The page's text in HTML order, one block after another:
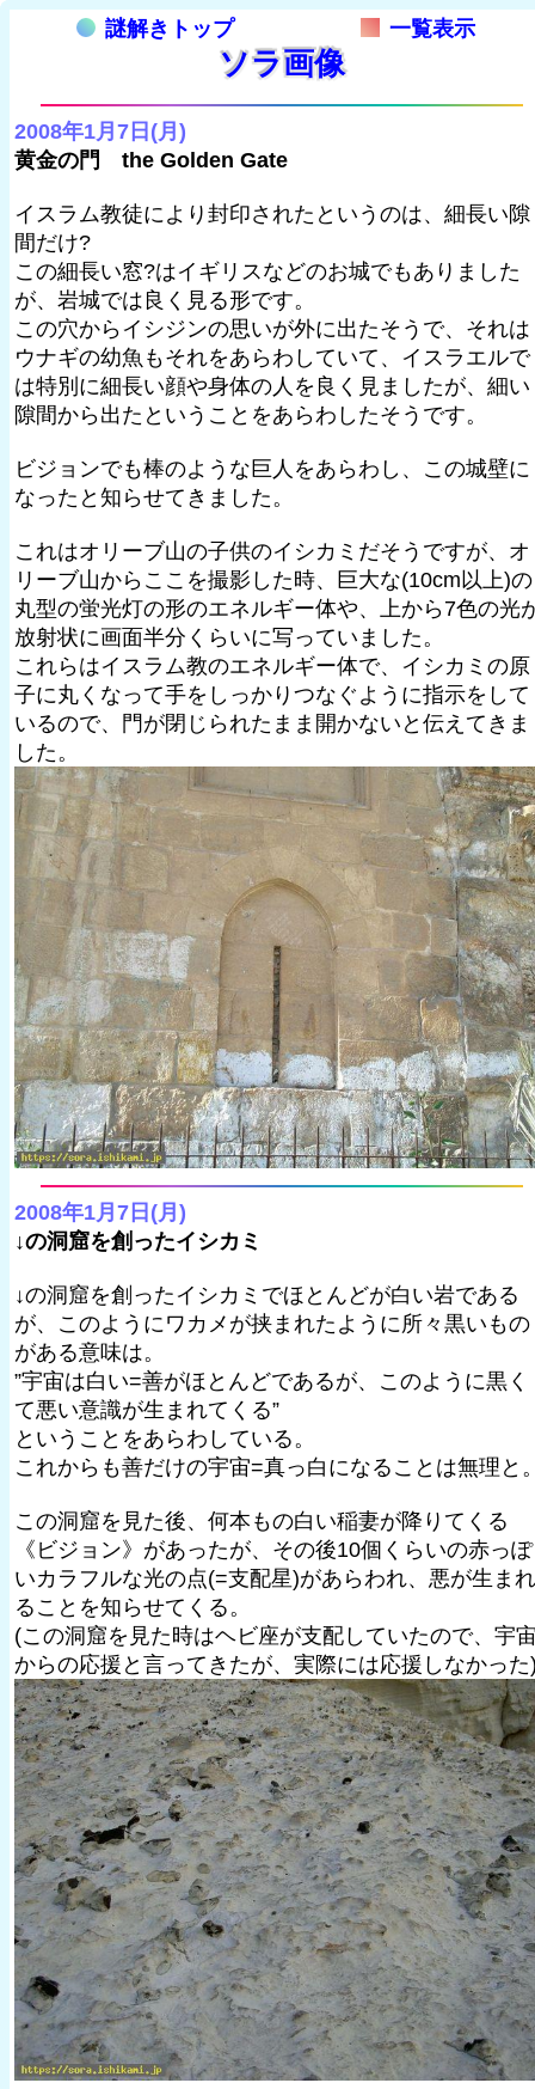
謎解きトップ 一覧表示
ソラ画像
2008年1月7日(月)
黄金の門 the Golden Gate
イスラム教徒により封印されたというのは、細長い隙
間だけ?
この細長い窓?はイギリスなどのお城でもありました
が、岩城では良く見る形です。
この穴からイシジンの思いが外に出たそうで、それは
ウナギの幼魚もそれをあらわしていて、イスラエルで
は特別に細長い顔や身体の人を良く見ましたが、細い
隙間から出たということをあらわしたそうです。
ビジョンでも棒のような巨人をあらわし、この城壁に
なったと知らせてきました。
これはオリーブ山の子供のイシカミだそうですが、オ
リーブ山からここを撮影した時、巨大な(10cm以上)の
丸型の蛍光灯の形のエネルギー体や、上から7色の光
放射状に画面半分くらいに写っていました。
これらはイスラム教のエネルギー体で、イシカミの原
子に丸くなって手をしっかりつなぐように指示をして
いるので、門が閉じられたまま開かないと伝えてきま
した。
2008年1月7日(月)
↓の洞窟を創ったイシカミ
↓の洞窟を創ったイシカミでほとんどが白い岩である
が、このようにワカメが挟まれたように所々黒いもの
がある意味は。
”宇宙は白い=善がほとんどであるが、このように黒く
て悪い意識が生まれてくる”
ということをあらわしている。
これからも善だけの宇宙=真っ白になることは無理と
この洞窟を見た後、何本もの白い稲妻が降りてくる
《ビジョン》があったが、その後10個くらいの赤っぽ
いカラフルな光の点(=支配星)があらわれ、悪が生まれ
ることを知らせてくる。
(この洞窟を見た時はヘビ座が支配していたので、宇
からの応援と言ってきたが、実際には応援しなかった